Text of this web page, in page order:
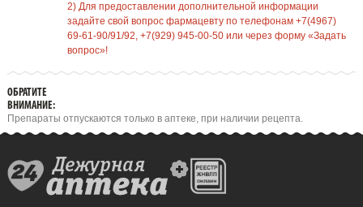
2) Для предоставлении дополнительной информации
задайте свой вопрос фармацевту по телефонам +7(4967)
69-61-90/91/92, +7(929) 945-00-50 или через форму «Задать
вопрос»!
ОБРАТИТЕ
ВНИМАНИЕ:
Препараты отпускаются только в аптеке, при наличии рецепта.